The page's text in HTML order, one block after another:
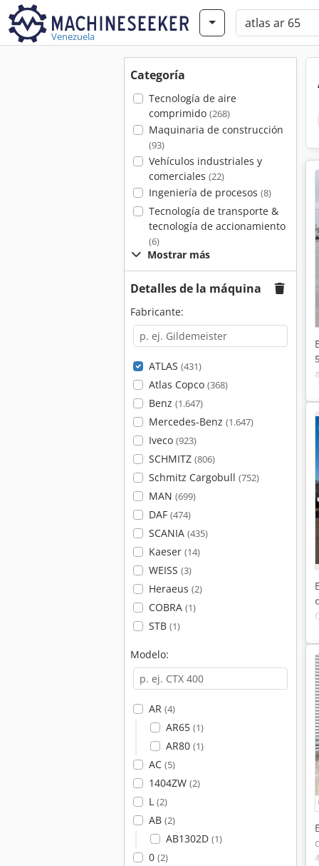
Venezuela
Categoría
Tecnología de aire
comprimido (268)
Maquinaria de construcción
(93)
Vehículos industriales y
comerciales (22)
Ingeniería de procesos (8)
Tecnología de transporte &
tecnología de accionamiento
(6)
Mostrar más
Detalles de la máquina
Fabricante:
ATLAS (431)
Atlas Copco (368)
Benz (1.647)
Mercedes-Benz (1.647)
Iveco (923)
SCHMITZ (806)
Schmitz Cargobull (752)
MAN (699)
DAF (474)
SCANIA (435)
Kaeser (14)
WEISS (3)
Heraeus (2)
COBRA (1)
STB (1)
Modelo:
AR (4)
AR65 (1)
AR80 (1)
AC (5)
1404ZW (2)
L (2)
AB (2)
AB1302D (1)
0 (2)